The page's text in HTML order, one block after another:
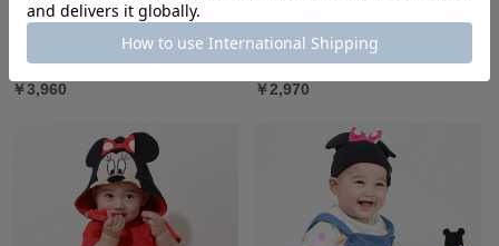
【メール便】対応可 ベビージャンパースカー
￥3,960
5/18一部再販 【メール便】対応可 ハイキュ
￥2,970